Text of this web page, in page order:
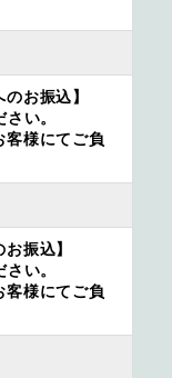
お振込】
い。
客様にてご負
振込】
い。
客様にてご負